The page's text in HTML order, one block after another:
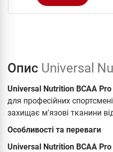
Опис Universal
Universal Nutrition BCAA Pro
для професійних
захищає м'язові тканини
Особливості та переваги
Universal Nutrition BCAA Pro